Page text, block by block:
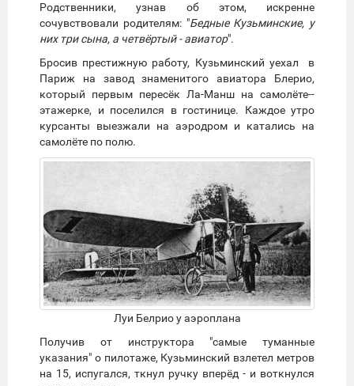
Родственники, узнав об этом, искренне
сочувствовали родителям: "Бедные Кузьминские, у
них три сына, а четвёртый - авиатор".
Бросив престижную работу, Кузьминский уехал в
Париж на завод знаменитого авиатора Блерио,
который первым пересёк Ла-­Манш на самолёте-­
этажерке, и поселился в гостинице. Каждое утро
курсанты выезжали на аэродром и катались на
самолёте по полю.
Луи Белрио у аэроплана
Получив от инструктора "самые туманные
указания" о пилотаже, Кузьминский взлетел метров
на 15, испугался, ткнул ручку вперёд - и воткнулся